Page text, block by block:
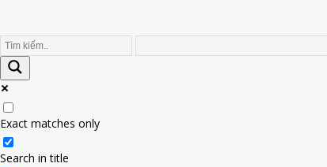
Exact matches only
Search in title